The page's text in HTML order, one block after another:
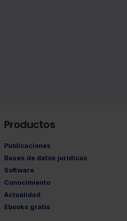
Productos
Publicaciones
Bases de datos jurídicas
Software
Conocimiento
Actualidad
Ebooks gratis